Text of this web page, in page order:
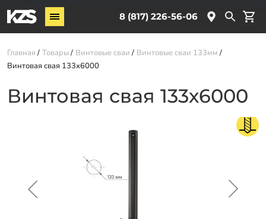
8 (817) 226-56-06
Винтовые сваи
Комплектующие
Услуги
О компании
Доставка
Главная Товары Винтовые сваи
Винтовые сваи 133мм
Винтовая свая 133х6000
Винтовая свая 133х6000